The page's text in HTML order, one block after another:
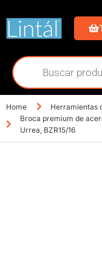
Home
Herramientas
Broca premium de
Urrea, BZR15/16